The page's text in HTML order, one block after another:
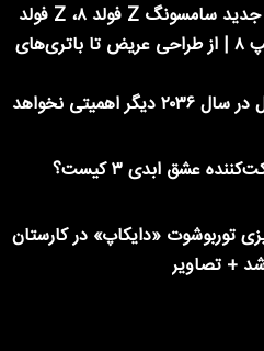
معرفی سه مدل جدید سامسونگ Z فولد ۸، Z فولد
۸ اولترا و Z فلیپ ۸ | از طراحی عریض تا باتری‌های
ایلان ماسک: پول در سال ۲۰۳۶ دیگر اهمیتی نخواهد
عشق ابدی ۳ کیست؟
توربوشوت «دایکاپ» در کارستان
شد + تصاویر